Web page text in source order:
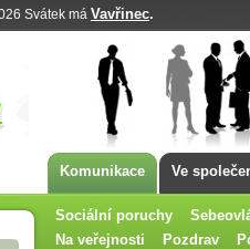
Svátek má Vavřinec.
Komunikace Ve
Sociální poruchy
Na veřejnosti
Pozdrav